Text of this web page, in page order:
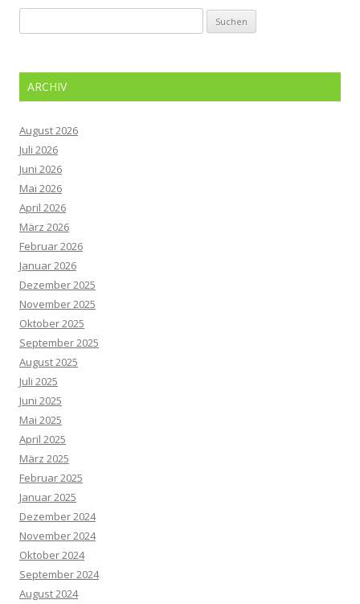
nach:
ARCHIV
August 2026
Juli 2026
Juni 2026
Mai 2026
April 2026
März 2026
Februar 2026
Januar 2026
Dezember 2025
November 2025
Oktober 2025
September 2025
August 2025
Juli 2025
Juni 2025
Mai 2025
April 2025
März 2025
Februar 2025
Januar 2025
Dezember 2024
November 2024
Oktober 2024
September 2024
August 2024